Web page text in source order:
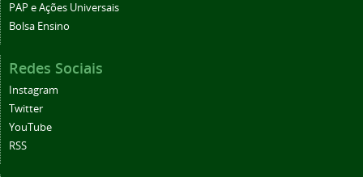
PAP e Ações Universais
Bolsa Ensino
Redes Sociais
Instagram
Twitter
YouTube
RSS